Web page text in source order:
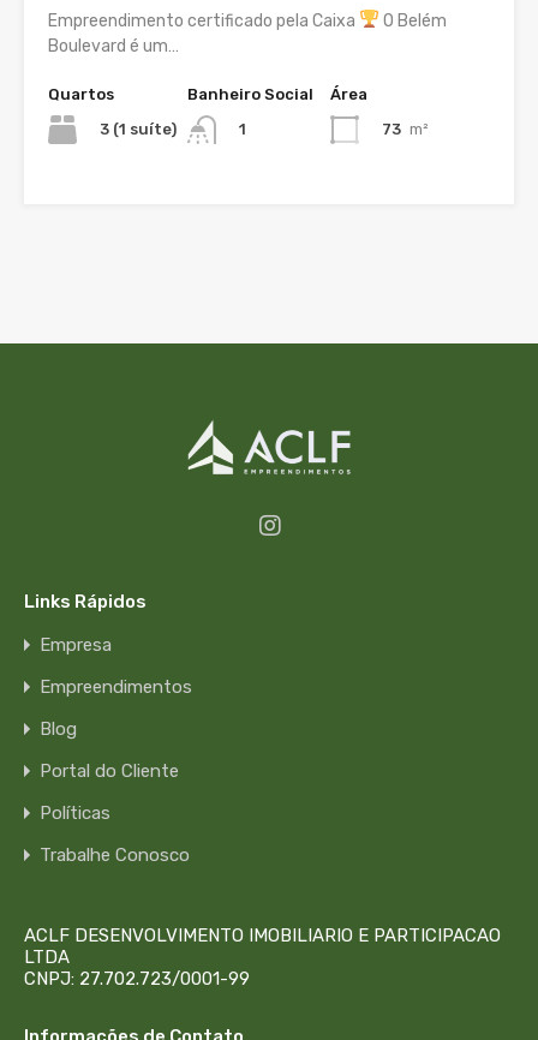
Empreendimento certificado pela Caixa
O Belém
Boulevard é um…
Quartos
3 (1 suíte)
Banheiro Social
1
Área
73 m²
Links Rápidos
Empresa
Empreendimentos
Blog
Portal do Cliente
Políticas
Trabalhe Conosco
ACLF DESENVOLVIMENTO IMOBILIARIO E PARTICIPACAO
LTDA
CNPJ: 27.702.723/0001-99